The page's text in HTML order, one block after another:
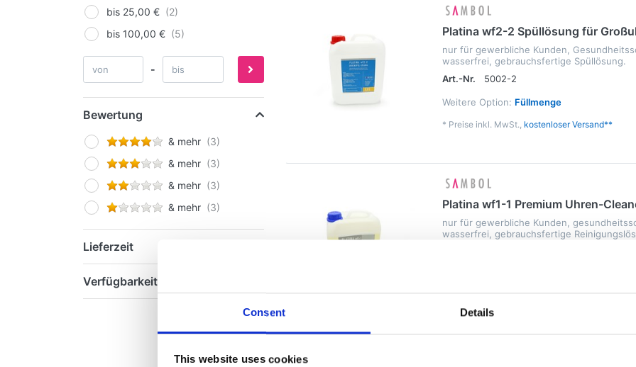
Consent Details
This website uses cookies
bis 25,00 €
bis 100,00 €
-
Bewertung
& mehr
& mehr
& mehr
& mehr
Lieferzeit
Verfügbarkeit
Platina wf2-2 Spüllösung für
nur für gewerbliche Kunden,
wasserfrei, gebrauchsfertige Spüllösung.
Art.-Nr.
5002-2
Weitere Option: Füllmenge
* Preise inkl. MwSt., kostenloser Versand**
Platina wf1-1 Premium Uhren-
nur für gewerbliche Kunden,
wasserfrei, gebrauchsfertige
* Preise inkl. MwSt.,kostenloser Versand**